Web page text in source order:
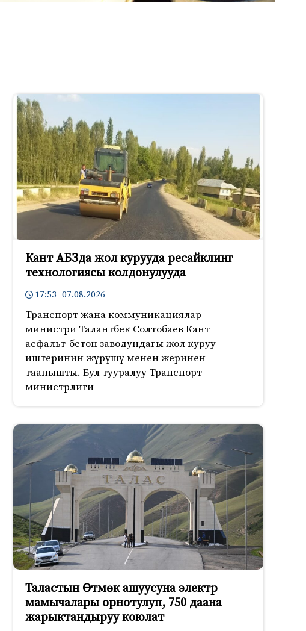
Кант АБЗда жол курууда ресайклинг
технологиясы колдонулууда
17:53 07.08.2026
Транспорт жана коммуникациялар
министри Талантбек Солтобаев Кант
асфальт-бетон заводундагы жол куруу
иштеринин жүрүшү менен жеринен
таанышты. Бул тууралуу Транспорт
министрлиги
Таластын Өтмөк ашуусуна электр
мамычалары орнотулуп, 750 даана
жарыктандыруу коюлат